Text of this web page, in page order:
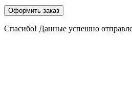
Оформить заказ
Спасибо! Данные успешно